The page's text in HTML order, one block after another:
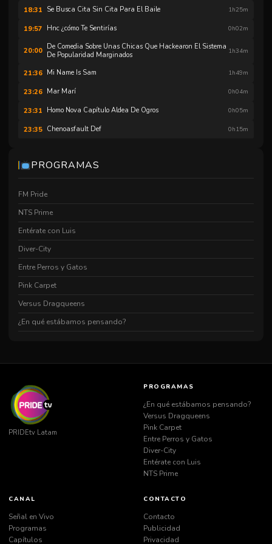
18:31 Se Busca Cita Sin Cita Para El Baile 1h25m
19:57 Hnc ¿cómo Te Sentirías 0h02m
20:00 De Comedia Sobre Unas Chicas Que Hackearon El Sistema
De Popularidad Marginados
1h34m
21:36 Mi Name Is Sam 1h49m
23:26 Mar Marí 0h04m
23:31 Homo Nova Capítulo Aldea De Ogros 0h05m
23:35 Chenoasfault Def 0h15m
23:55 Hnc El Discurso
PROGRAMAS
FM Pride
NTS Prime
Entérate con Luis
Diver-City
Entre Perros y Gatos
Pink Carpet
Versus Dragqueens
¿En qué estábamos pensando?
PRIDEtv Latam
PROGRAMAS
¿En qué estábamos pensando?
Versus Dragqueens
Pink Carpet
Entre Perros y Gatos
Diver-City
Entérate con Luis
NTS Prime
CANAL
Señal en Vivo
Programas
Capítulos
CONTACTO
Contacto
Publicidad
Privacidad